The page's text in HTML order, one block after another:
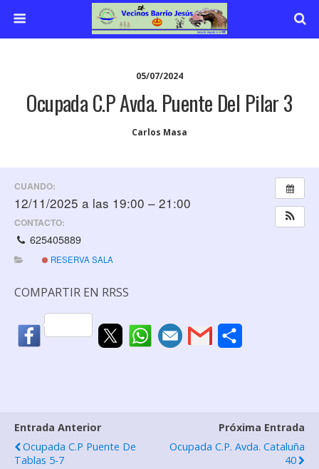
05/07/2024
Ocupada C.P Avda. Puente Del Pilar 3
Carlos Masa
CUANDO:
12/11/2025 a las 19:00 – 21:00
CONTACTO:
625405889
RESERVA SALA
COMPARTIR EN RRSS
a
Entrada Anterior
Ocupada C.P Puente De
Tablas 5-7
Próxima Entrada
Ocupada C.P. Avda. Cataluña
40